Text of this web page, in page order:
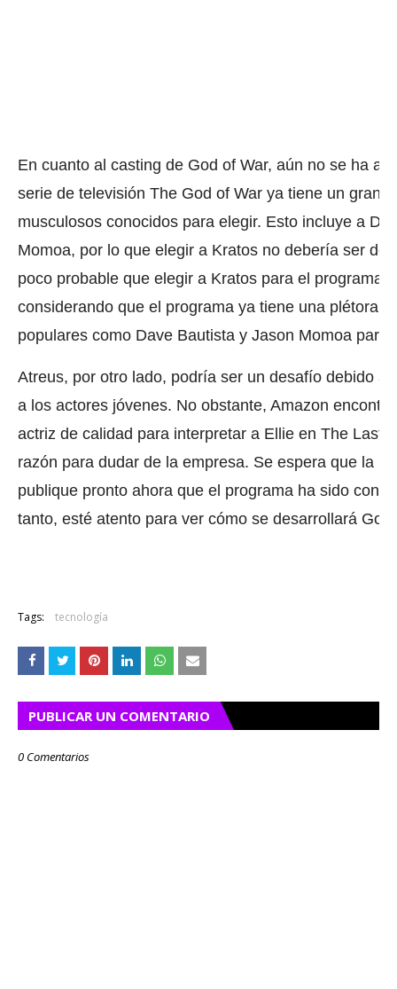
En cuanto al casting de God of War, aún no se ha
serie de televisión The God of War ya tiene un gran
musculosos conocidos para elegir. Esto incluye a
Momoa, por lo que elegir a Kratos no debería ser
poco probable que elegir a Kratos para el programa
considerando que el programa ya tiene una plétora
populares como Dave Bautista y Jason Momoa para
Atreus, por otro lado, podría ser un desafío debido a
a los actores jóvenes. No obstante, Amazon
actriz de calidad para interpretar a Ellie en The Last
razón para dudar de la empresa. Se espera que la
publique pronto ahora que el programa ha sido
tanto, esté atento para ver cómo se desarrollará
Tags: tecnología
PUBLICAR UN COMENTARIO
0 Comentarios